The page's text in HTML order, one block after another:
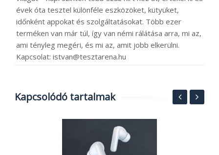
évek óta tesztel különféle eszközöket, kütyüket,
időnként appokat és szolgáltatásokat. Több ezer
terméken van már túl, így van némi rálátása arra, mi az,
ami tényleg megéri, és mi az, amit jobb elkerülni.
Kapcsolat: istvan@tesztarena.hu
Kapcsolódó tartalmak